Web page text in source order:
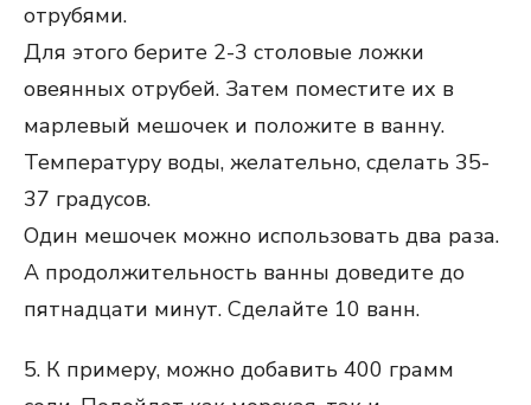
отрубями.
Для этого берите 2-3 столовые ложки
овеянных отрубей. Затем поместите их в
марлевый мешочек и положите в ванну.
Температуру воды, желательно, сделать 35-
37 градусов.
Один мешочек можно использовать два раза.
А продолжительность ванны доведите до
пятнадцати минут. Сделайте 10 ванн.
5. К примеру, можно добавить 400 грамм